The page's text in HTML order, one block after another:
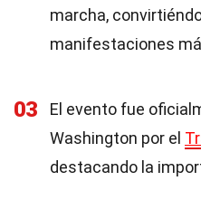
marcha,
manifestaciones
03
El evento fue
Washington por el
destacando la